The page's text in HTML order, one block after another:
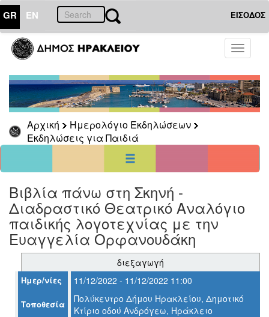
GR EN ΕΙΣΟΔΟΣ
Toggle
Αρχική
Ημερολόγιο Εκδηλώσεων
Εκδηλώσεις για Παιδιά
01Αύγουστος
2026
Κυρ Δευ Τρι Τετ Πεμ Παρ Σαβ
1
9
10 11 12 13 14
15
16
17 18 19 20 21
22
29
ΗΜΕΡΟΛΟΓΙΟ
ΕΚΔΗΛΩΣΕΩΝ
Εκδηλώσεις
για
Παιδιά
Βιβλία πάνω στη Σκηνή -
Διαδραστικό Θεατρικό Αναλόγιο
παιδικής λογοτεχνίας με την
Ευαγγελία Ορφανουδάκη
διεξαγωγή
Ημερ/νίες 11/12/2022 - 11/12/2022 11:00
Τοποθεσία
Πολύκεντρο Δήμου Ηρακλείου, Δημοτικό
Κτίριο οδού Ανδρόγεω, Ηράκλειο